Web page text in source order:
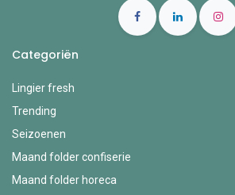
Categoriën
Lingier fresh
Trending
Seizoenen
Maand folder confiserie
Maand folder horeca